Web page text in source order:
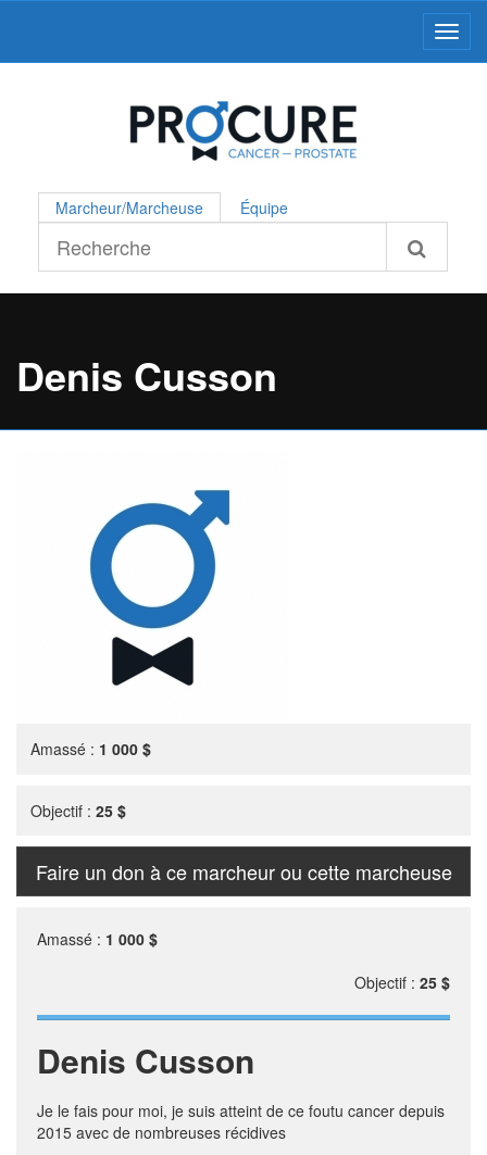
Marcheur/Marcheuse Équipe
Denis Cusson
Amassé : 1 000 $
Objectif :25 $
Faire un don à ce marcheur ou cette marcheuse
Amassé : 1 000 $
Objectif : 25 $
Denis Cusson
Je le fais pour moi, je suis atteint de ce foutu cancer depuis
2015 avec de nombreuses récidives